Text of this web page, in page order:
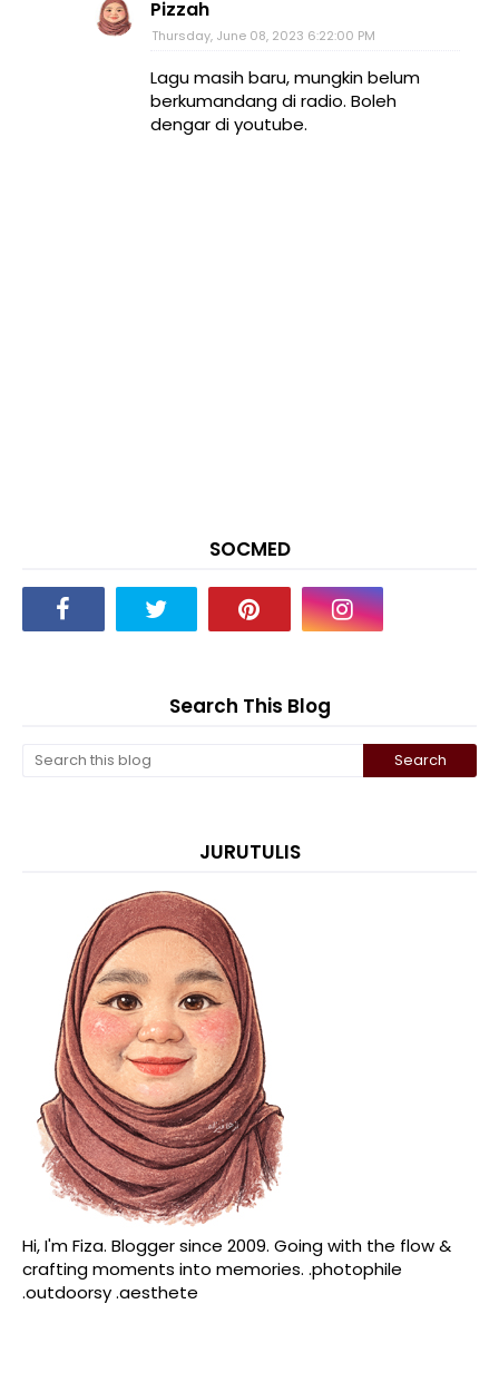
Pizzah
Thursday, June 08, 2023 6:22:00 PM
Lagu masih baru, mungkin belum
berkumandang di radio. Boleh
dengar di youtube.
SOCMED
Search This Blog
JURUTULIS
Hi, I'm Fiza. Blogger since 2009. Going with the flow &
crafting moments into memories. .photophile
.outdoorsy .aesthete